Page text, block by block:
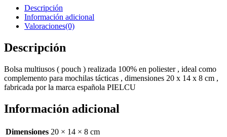
Descripción
Información adicional
Valoraciones(0)
Descripción
Bolsa multiusos ( pouch ) realizada 100% en poliester , ideal como
complemento para mochilas tácticas , dimensiones 20 x 14 x 8 cm ,
fabricada por la marca española PIELCU
Información adicional
Dimensiones 20 × 14 × 8 cm